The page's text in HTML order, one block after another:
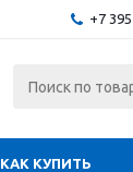
+7
КАК КУПИТЬ